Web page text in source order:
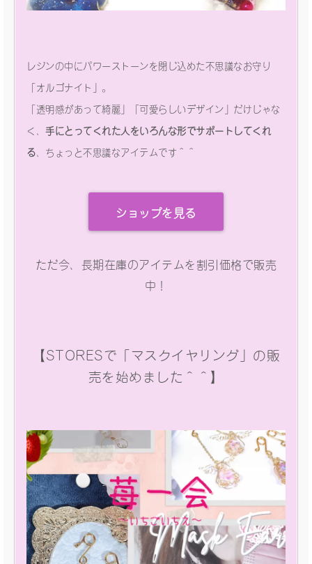
レジンの中にパワーストーンを閉じ込めた不思議なお守り
「オルゴナイト」。
「透明感があって綺麗」「可愛らしいデザイン」だけじゃな
く、 手にとってくれた人をいろんな形でサポートしてくれ
る 、ちょっと不思議なアイテムです＾＾
ショップを見る
ただ今、長期在庫のアイテムを割引価格で販売
中！
【STORESで「マスクイヤリング」の販
売を始めました＾＾】